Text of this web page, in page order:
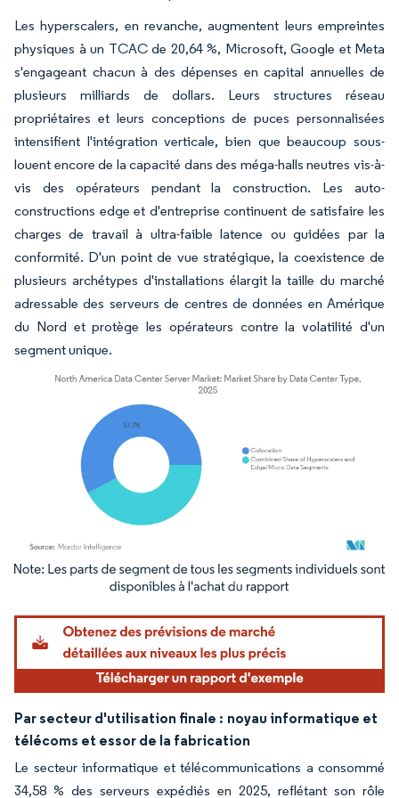
Les hyperscalers, en revanche, augmentent leurs empreintes
physiques à un TCAC de 20,64 %, Microsoft, Google et Meta
s'engageant chacun à des dépenses en capital annuelles de
plusieurs milliards de dollars. Leurs structures réseau
propriétaires et leurs conceptions de puces personnalisées
intensifient l'intégration verticale, bien que beaucoup sous-
louent encore de la capacité dans des méga-halls neutres vis-à-
vis des opérateurs pendant la construction. Les auto-
constructions edge et d'entreprise continuent de satisfaire les
charges de travail à ultra-faible latence ou guidées par la
conformité. D'un point de vue stratégique, la coexistence de
plusieurs archétypes d'installations élargit la taille du marché
adressable des serveurs de centres de données en Amérique
du Nord et protège les opérateurs contre la volatilité d'un
segment unique.
Image © Mordor Intelligence. La réutilisation nécessite une attribution sous CC BY
Par secteur d'utilisation finale : noyau informatique et
télécoms et essor de la fabrication
Le secteur informatique et télécommunications a consommé
34,58 % des serveurs expédiés en 2025, reflétant son rôle